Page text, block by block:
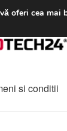
33 lei
si conditii
oferi cea mai